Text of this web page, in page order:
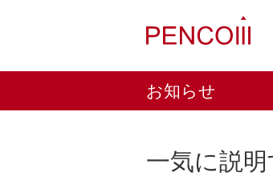
お知らせ
一気に説